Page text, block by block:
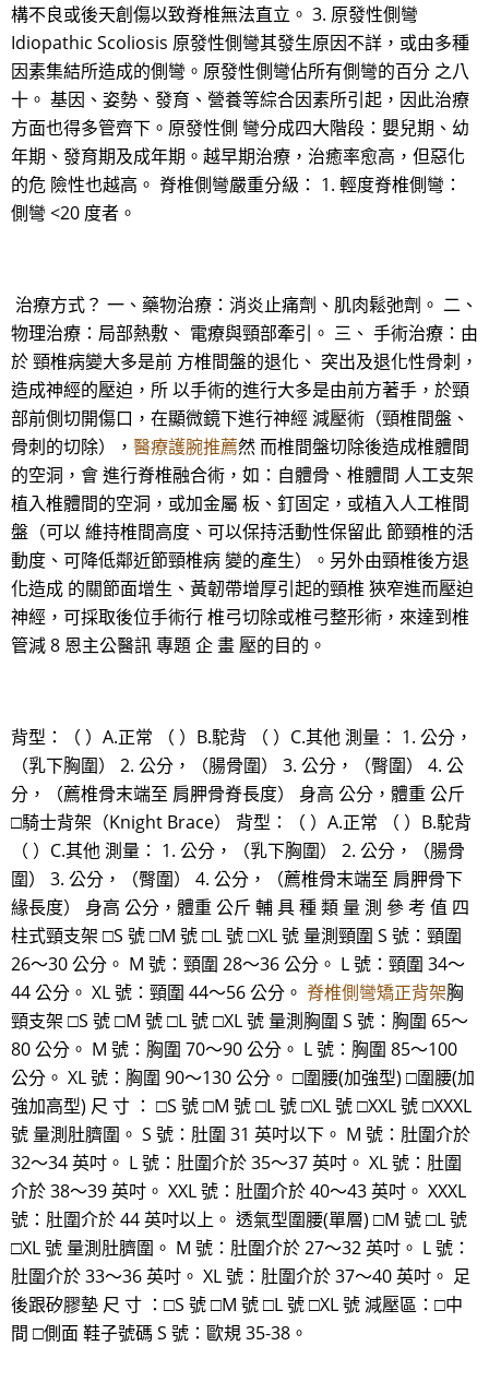
構不良或後天創傷以致脊椎無法直立。 3. 原發性側彎
Idiopathic Scoliosis 原發性側彎其發生原因不詳，或由多種
因素集結所造成的側彎。原發性側彎佔所有側彎的百分 之八
十。 基因、姿勢、發育、營養等綜合因素所引起，因此治療
方面也得多管齊下。原發性側 彎分成四大階段：嬰兒期、幼
年期、發育期及成年期。越早期治療，治癒率愈高，但惡化
的危 險性也越高。 脊椎側彎嚴重分級： 1. 輕度脊椎側彎：
側彎 <20 度者。
治療方式？ 一、藥物治療：消炎止痛劑、肌肉鬆弛劑。 二、
物理治療：局部熱敷、 電療與頸部牽引。 三、 手術治療：由
於 頸椎病變大多是前 方椎間盤的退化、 突出及退化性骨刺，
造成神經的壓迫，所 以手術的進行大多是由前方著手，於頸
部前側切開傷口，在顯微鏡下進行神經 減壓術（頸椎間盤、
骨刺的切除）， 醫療護腕推薦然 而椎間盤切除後造成椎體間
的空洞，會 進行脊椎融合術，如：自體骨、椎體間 人工支架
植入椎體間的空洞，或加金屬 板、釘固定，或植入人工椎間
盤（可以 維持椎間高度、可以保持活動性保留此 節頸椎的活
動度、可降低鄰近節頸椎病 變的產生）。另外由頸椎後方退
化造成 的關節面增生、黃韌帶增厚引起的頸椎 狹窄進而壓迫
神經，可採取後位手術行 椎弓切除或椎弓整形術，來達到椎
管減 8 恩主公醫訊 專題 企 畫 壓的目的。
背型：（ ）A.正常 （ ）B.駝背 （ ）C.其他 測量： 1. 公分，
（乳下胸圍） 2. 公分，（腸骨圍） 3. 公分，（臀圍） 4. 公
分，（薦椎骨末端至 肩胛骨脊長度） 身高 公分，體重 公斤
□騎士背架（Knight Brace） 背型：（ ）A.正常 （ ）B.駝背
（ ）C.其他 測量： 1. 公分，（乳下胸圍） 2. 公分，（腸骨
圍） 3. 公分，（臀圍） 4. 公分，（薦椎骨末端至 肩胛骨下
緣長度） 身高 公分，體重 公斤 輔 具 種 類 量 測 參 考 值 四
柱式頸支架 □S 號 □M 號 □L 號 □XL 號 量測頸圍 S 號：頸圍
26～30 公分。 M 號：頸圍 28～36 公分。 L 號：頸圍 34～
44 公分。 XL 號：頸圍 44～56 公分。 脊椎側彎矯正背架胸
頸支架 □S 號 □M 號 □L 號 □XL 號 量測胸圍 S 號：胸圍 65～
80 公分。 M 號：胸圍 70～90 公分。 L 號：胸圍 85～100
公分。 XL 號：胸圍 90～130 公分。 □圍腰(加強型) □圍腰(加
強加高型) 尺 寸 ： □S 號 □M 號 □L 號 □XL 號 □XXL 號 □XXXL
號 量測肚臍圍。 S 號：肚圍 31 英吋以下。 M 號：肚圍介於
32～34 英吋。 L 號：肚圍介於 35～37 英吋。 XL 號：肚圍
介於 38～39 英吋。 XXL 號：肚圍介於 40～43 英吋。 XXXL
號：肚圍介於 44 英吋以上。 透氣型圍腰(單層) □M 號 □L 號
□XL 號 量測肚臍圍。 M 號：肚圍介於 27～32 英吋。 L 號：
肚圍介於 33～36 英吋。 XL 號：肚圍介於 37～40 英吋。 足
後跟矽膠墊 尺 寸 ：□S 號 □M 號 □L 號 □XL 號 減壓區：□中
間 □側面 鞋子號碼 S 號：歐規 35-38。